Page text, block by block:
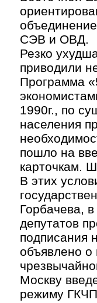
СЭВ и ОВД.
Резко
приводили
Программа
1990г., по
населения
пошло на
карточкам.
В этих
Горбачева,
депутатов
подписания
объявлено о
Москву
режиму ГКЧП